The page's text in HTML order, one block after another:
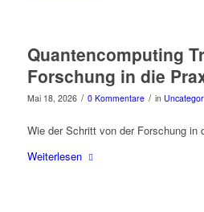
Quantencomputing
Forschung in die
Mai 18, 2026 / 0 Kommentare / in
Wie der Schritt von der Forschung in
Weiterlesen